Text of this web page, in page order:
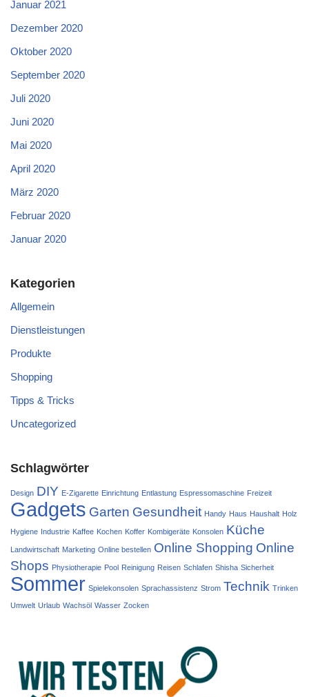
Januar 2021
Dezember 2020
Oktober 2020
September 2020
Juli 2020
Juni 2020
Mai 2020
April 2020
März 2020
Februar 2020
Januar 2020
Kategorien
Allgemein
Dienstleistungen
Produkte
Shopping
Tipps & Tricks
Uncategorized
Schlagwörter
Design DIY E-Zigarette Einrichtung Entlastung Espressomaschine Freizeit
Gadgets Garten Gesundheit Handy Haus Haushalt Holz
Hygiene Industrie Kaffee Kochen Koffer Kombigeräte Konsolen Küche
Landwirtschaft Marketing Online bestellen Online Shopping Online
Shops Physiotherapie Pool Reinigung Reisen Schlafen Shisha Sicherheit
Sommer Spielekonsolen Sprachassistenz Strom Technik Trinken
Umwelt Urlaub Wachsöl Wasser Zocken